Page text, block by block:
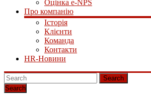
Оцінка e-NPS
Про компанію
Історія
Клієнти
Команда
Контакти
HR-Новини
Search